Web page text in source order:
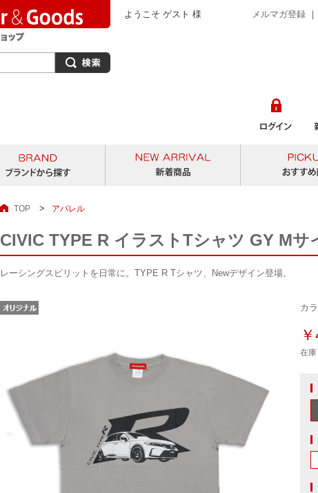
ようこそ ゲスト 様 メルマガ登録 ｜
TOP > アパレル
CIVIC TYPE R イラストTシャツ GY Mサ
レーシングスピリットを日常に。TYPE R Tシャツ、Newデザイン登場。
カ
在庫